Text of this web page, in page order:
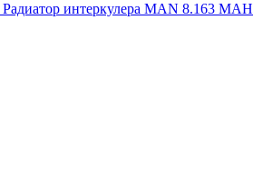
интеркулера MAN 8.163 МАН